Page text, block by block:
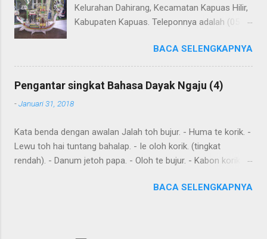
Kelurahan Dahirang, Kecamatan Kapuas Hilir,
Kabupaten Kapuas. Teleponnya adalah (0513)
khas Kapuas seperti perahu naga yang
terbuat dari getah nyatu (sebagaimana
tampak dalam gambar berikut ini): Perahu
naga dari getah nyatu
BACA SELENGKAPNYA
Pengantar singkat Bahasa Dayak Ngaju (4)
-Januari 31, 2018
Kata benda dengan awalan Jalah toh bujur. - Huma te korik. -
Lewu toh hai tuntang bahalap. - Ie oloh korik. (tingkat
rendah). - Danum jetoh papa. - Oloh te bujur. - Kabon korik te
sederhana yang dibentuk dari kata sehari-hari Ingat: Kalimat
BACA SELENGKAPNYA